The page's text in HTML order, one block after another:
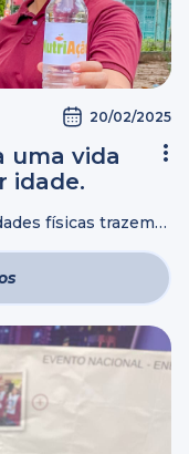
20/02/2025
uma vida
idade.
físicas trazem
são